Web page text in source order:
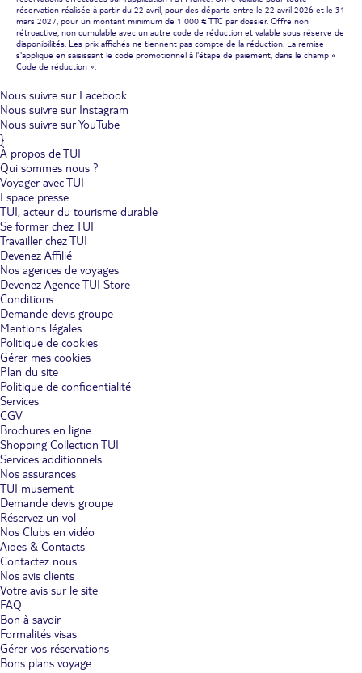
réservation réalisée à partir du 22 avril, pour des départs entre le 22 avril 2026 et le 31
mars 2027, pour un montant minimum de 1 000 € TTC par dossier. Offre non
rétroactive, non cumulable avec un autre code de réduction et valable sous réserve de
disponibilités. Les prix affichés ne tiennent pas compte de la réduction. La remise
s'applique en saisissant le code promotionnel à l'étape de paiement, dans le champ «
Code de réduction ».
Nous suivre sur Facebook
Nous suivre sur Instagram
Nous suivre sur YouTube
}
À propos de TUI
Qui sommes nous ?
Voyager avec TUI
Espace presse
TUI, acteur du tourisme durable
Se former chez TUI
Travailler chez TUI
Devenez Affilié
Nos agences de voyages
Devenez Agence TUI Store
Conditions
Demande devis groupe
Mentions légales
Politique de cookies
Gérer mes cookies
Plan du site
Politique de confidentialité
Services
CGV
Brochures en ligne
Shopping Collection TUI
Services additionnels
Nos assurances
TUI musement
Demande devis groupe
Réservez un vol
Nos Clubs en vidéo
Aides & Contacts
Contactez nous
Nos avis clients
Votre avis sur le site
FAQ
Bon à savoir
Formalités visas
Gérer vos réservations
Bons plans voyage